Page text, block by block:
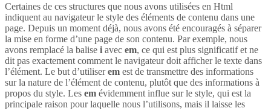
Certaines de ces structures que nous avons utilisées en Html
indiquent au navigateur le style des éléments de contenu dans une
page. Depuis un moment déjà, nous avons été encouragés à séparer
la mise en forme d’une page de son contenu. Par exemple, nous
avons remplacé la balise i avec em, ce qui est plus significatif et ne
dit pas exactement comment le navigateur doit afficher le texte dans
l’élément. Le but d’utiliserem est de transmettre des informations
sur la nature de l’élément de contenu, plutôt que des informations à
propos du style. Les em évidemment influe sur le style, qui est la
principale raison pour laquelle nous l’utilisons, mais il laisse les